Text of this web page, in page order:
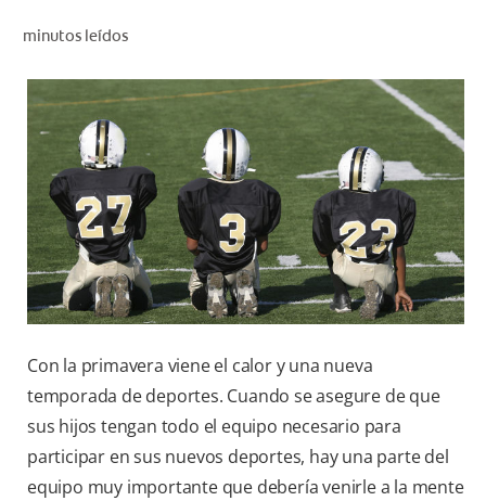
PROMOCIONES
CR (ES)
SUSCRÍBASE
minutos leídos
Con la primavera viene el calor y una nueva
temporada de deportes. Cuando se asegure de que
sus hijos tengan todo el equipo necesario para
participar en sus nuevos deportes, hay una parte del
equipo muy importante que debería venirle a la mente